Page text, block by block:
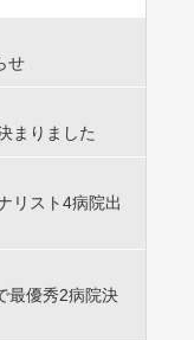
せ
まりました
リスト4病院出
最優秀2病院決